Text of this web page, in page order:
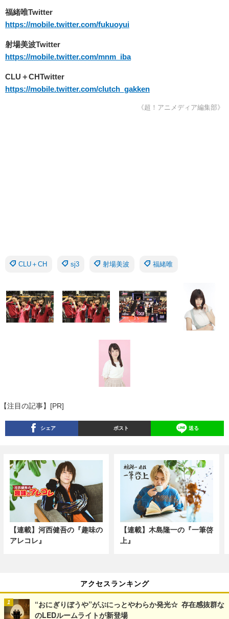
福緒唯Twitter
https://mobile.twitter.com/fukuoyui
射場美波Twitter
https://mobile.twitter.com/mnm_iba
CLU＋CHTwitter
https://mobile.twitter.com/clutch_gakken
《超！アニメディア編集部》
CLU＋CH sj3 射場美波 福緒唯
【注目の記事】[PR]
シェア ポスト 送る
【連載】河西健吾の『趣味の
アレコレ』
【連載】木島隆一の『一筆啓
上』
アクセスランキング
“おにぎりぼうや”がぷにっとやわらか発光☆ 存在感抜群な
のLEDルームライトが新登場